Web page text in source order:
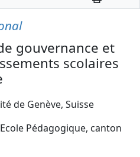
gouvernance et
scolaires
de Genève, Suisse
Pédagogique, canton